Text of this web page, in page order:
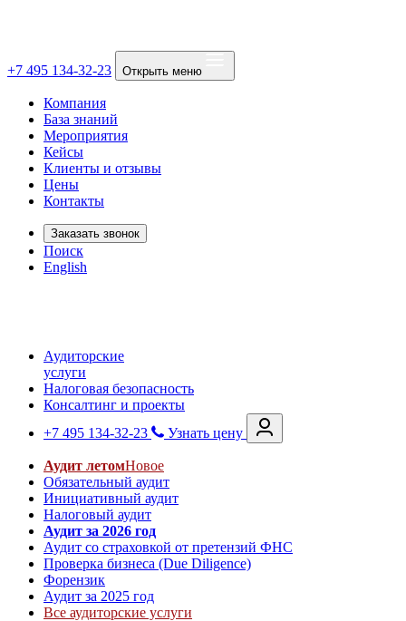
+7 495 134-32-23 Открыть меню
Компания
База знаний
Мероприятия
Кейсы
Клиенты и отзывы
Цены
Контакты
Заказать звонок
Поиск
English
Аудиторские
услуги
Налоговая безопасность
Консалтинг и проекты
+7 495 134-32-23
Узнать цену
Аудит летомНовое
Обязательный аудит
Инициативный аудит
Налоговый аудит
Аудит за 2026 год
Аудит со страховкой от претензий ФНС
Проверка бизнеса (Due Diligence)
Форензик
Аудит за 2025 год
Все аудиторские услуги